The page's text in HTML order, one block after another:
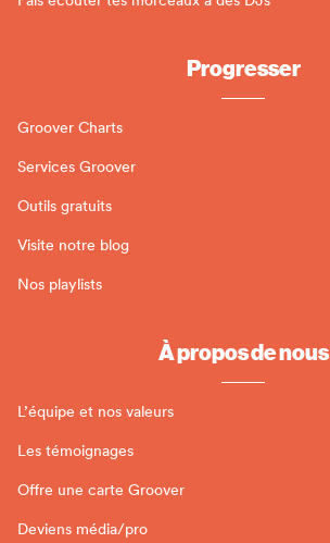
Progresser
Groover Charts
Services Groover
Outils gratuits
Visite notre blog
Nos playlists
À propos de nous
L’équipe et nos valeurs
Les témoignages
Offre une carte Groover
Deviens média/pro